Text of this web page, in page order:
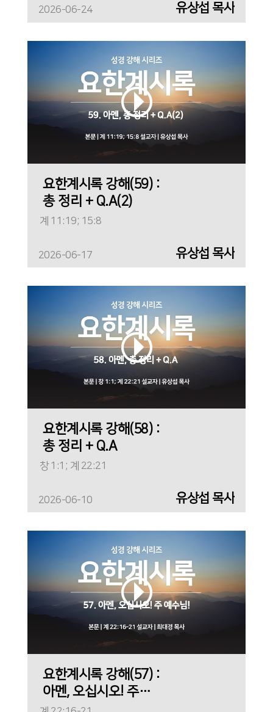
2026-06-24 유상섭 목사
요한계시록 강해(59) :
총 정리 + Q.A(2)
계 11:19; 15:8
2026-06-17 유상섭 목사
요한계시록 강해(58) :
총 정리 + Q.A
창 1:1; 계 22:21
2026-06-10 유상섭 목사
요한계시록 강해(57) :
아멘, 오십시오! 주
예수님!